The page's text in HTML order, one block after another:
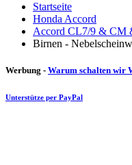
Startseite
Honda Accord
Accord CL7/9 & CM
Birnen -
Werbung - Warum schalten wir
Unterstütze per PayPal